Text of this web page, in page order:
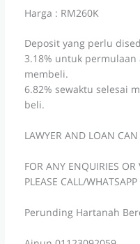
Harga : RM260K
Deposit yang perlu
3.18% untuk
membeli.
6.82% sewaktu selesai
beli.
LAWYER AND LOAN
FOR ANY ENQUIRIES
PLEASE CALL/WHATSAPP
Perunding Hartanah